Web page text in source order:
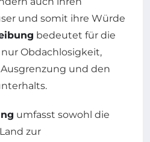
und somit ihre Würde
bedeutet für die
Obdachlosigkeit,
und den
umfasst sowohl die
zur